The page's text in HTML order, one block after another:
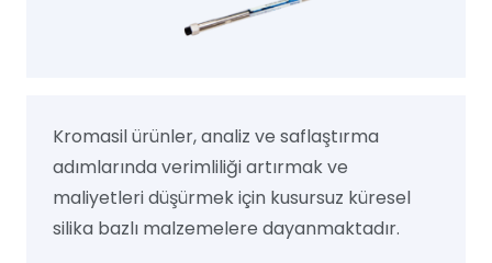
Kromasil ürünler, analiz ve saflaştırma
adımlarında verimliliği artırmak ve
maliyetleri düşürmek için kusursuz küresel
silika bazlı malzemelere dayanmaktadır.